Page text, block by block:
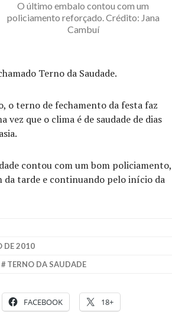
O último embalo contou com um
policiamento reforçado. Crédito: Jana
Cambuí
Terno da Saudade.
o terno de fechamento da festa faz
vez que o clima é de saudade de dias
contou com um bom policiamento,
da tarde e continuando pelo início da
DE 2010
TERNO DA SAUDADE
FACEBOOK 18+